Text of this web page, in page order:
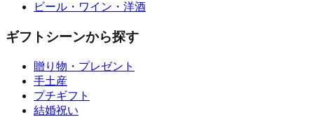
ビール・ワイン・洋酒
ギフトシーンから探す
贈り物・プレゼント
手土産
プチギフト
結婚祝い